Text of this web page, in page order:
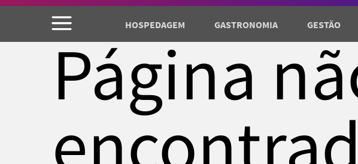
HOSPEDAGEM GASTRONOMIA GESTÃO
Página